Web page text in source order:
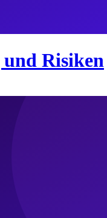
Risiken